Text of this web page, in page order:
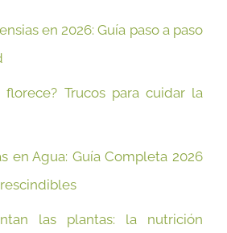
en 2026: Guía paso a paso
florece? Trucos para cuidar la
en Agua: Guía Completa 2026
las plantas: la nutrición